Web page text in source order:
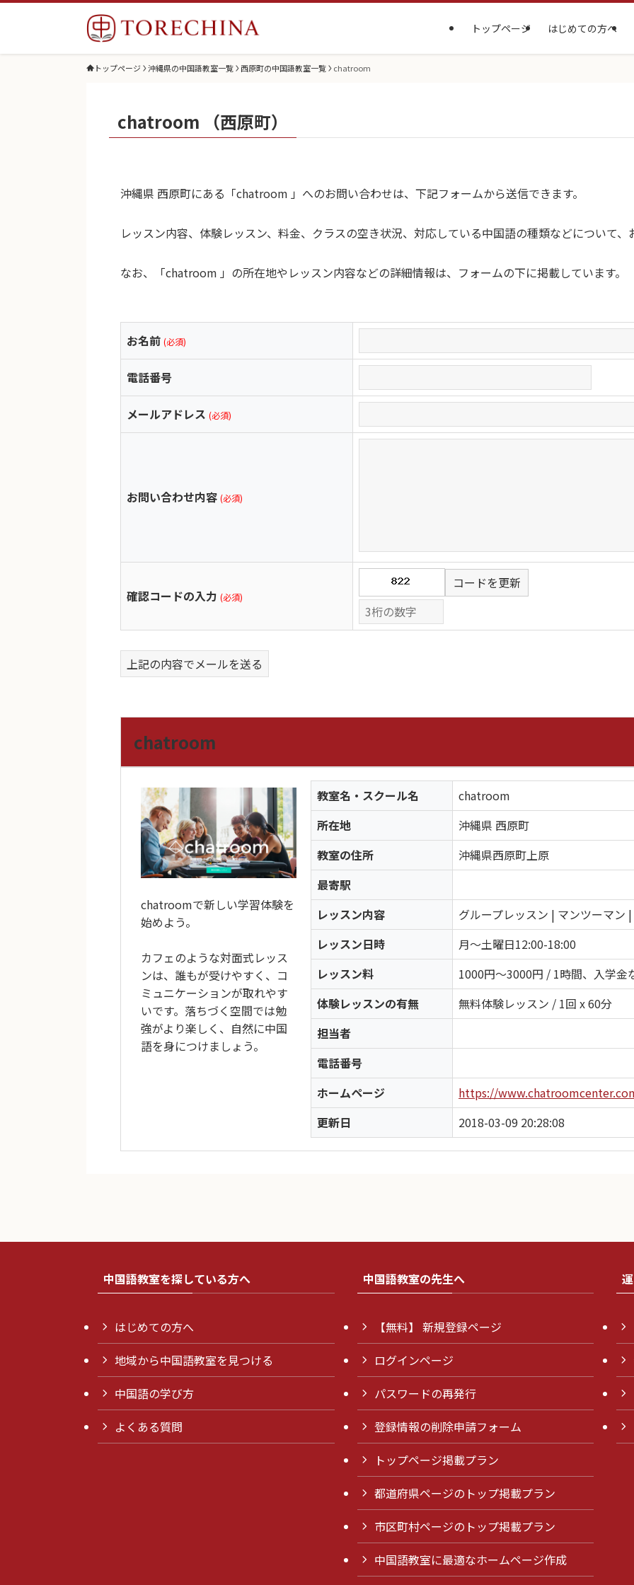
トップページ はじめての方へ
トップページ 沖縄県の中国語教室一覧 西原町の中国語教室一覧 chatroom
chatroom （西原町）
沖縄県 西原町にある「chatroom 」へのお問い合わせは、下記フォームから送信できます。
レッスン内容、体験レッスン、料金、クラスの空き状況、対応している中国語の種類などについて
なお、「chatroom 」の所在地やレッスン内容などの詳細情報は、フォームの下に掲載しています。
お名前 (必須)
電話番号
メールアドレス (必須)
お問い合わせ内容 (必須)
確認コードの入力 (必須)
コードを更新
上記の内容でメールを送る
chatroom
chatroomで新しい学習体験を
始めよう。
カフェのような対面式レッス
ンは、誰もが受けやすく、コ
ミュニケーションが取れやす
いです。落ちづく空間では勉
強がより楽しく、自然に中国
語を身につけましょう。
教室名・スクール名
chatroom
所在地
沖縄県 西原町
教室の住所
沖縄県西原町上原
最寄駅
レッスン内容
グループレッスン | マンツーマン
レッスン日時
月～土曜日12:00-18:00
レッスン料
1000円〜3000円 / 1時間、入学金
体験レッスンの有無
無料体験レッスン / 1回 x 60分
担当者
電話番号
ホームページ
https://
更新日
2018-03-09 20:28:08
中国語教室を探している方へ
はじめての方へ
地域から中国語教室を見つける
中国語の学び方
よくある質問
中国語教室の先生へ
【無料】 新規登録ページ
ログインページ
パスワードの再発行
登録情報の削除申請フォーム
トップページ掲載プラン
都道府県ページのトップ掲載プラン
市区町村ページのトップ掲載プラン
中国語教室に最適なホームページ作成